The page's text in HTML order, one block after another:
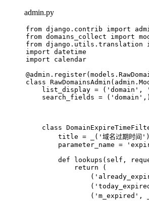
admin.py
from django.contrib import
from domains_collect import
from django.utils.translation
import datetime
import calendar
@admin.register(
class RawDomainsAdmin
    list_display = (
'domain' ,
    search_fields = (
'domain' ,)
class
        title = _(
'域名过期时间' )
        parameter_name =
def
lookups ( self,
return (
                (
                (
                (
'm_expired' ,